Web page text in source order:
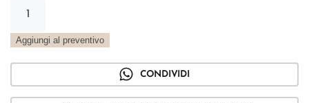
Vintage
Aggiungi al preventivo
CONDIVIDI